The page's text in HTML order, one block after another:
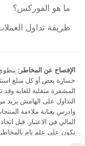
ما هو الفوركس؟
طريقة تداول
الإفصاح عن المخاطر:
خسارة بعض أو كل مبلغ
المشفرة متقلبة للغاية وقد
التداول على الهامش يزيد
وادرس بعناية ملاءمة
المالي في الاعتبار. قبل
تكون على علم تام بالمخاطر
في أهدافك الاستثمارية